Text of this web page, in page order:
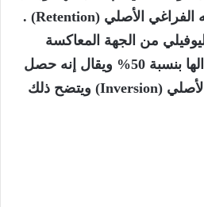
إن المركب احتفظ بترتيبه الفراغي الأصلي (Retention) .
من الجهة المعاكسة
للمجمـوعـة المراد استبدالها بنسبة 50% ويقال إنه حصل
انقلاب للشكل الفراغي الأصلي (Inversion) ويتضح ذلك